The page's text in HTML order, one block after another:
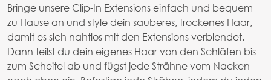
Bringe unsere Clip-In Extensions einfach und bequem
zu Hause an und style dein sauberes, trockenes Haar,
damit es sich nahtlos mit den Extensions verblendet.
Dann teilst du dein eigenes Haar von den Schläfen bis
zum Scheitel ab und fügst jede Strähne vom Nacken